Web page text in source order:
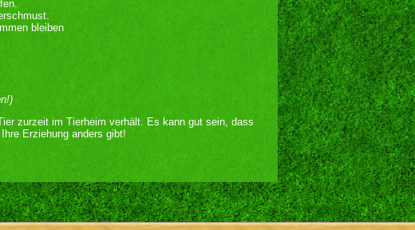
bleiben
zurzeit im Tierheim verhält. Es kann gut sein, dass
Erziehung anders gibt!